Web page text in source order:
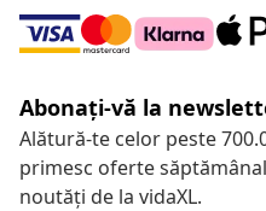
Abonați-vă la
Alătură-te celor peste
primesc oferte
noutăți de la vidaXL.